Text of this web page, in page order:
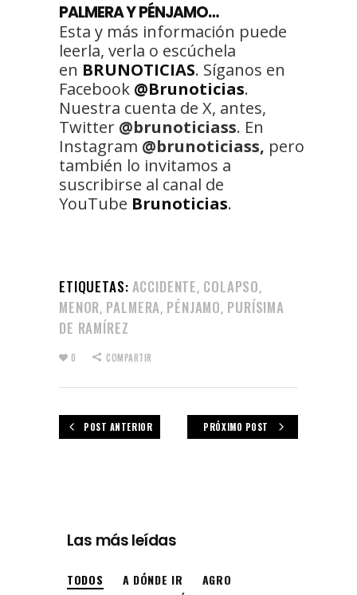
PALMERA Y PÉNJAMO…
Esta y más información puede
leerla, verla o escúchela
en BRUNOTICIAS. Síganos en
Facebook @Brunoticias.
Nuestra cuenta de X, antes,
Twitter @brunoticiass. En
Instagram @brunoticiass, pero
también lo invitamos a
suscribirse al canal de
YouTube Brunoticias.
ETIQUETAS: ACCIDENTE, COLAPSO,
MENOR, PALMERA, PÉNJAMO, PURÍSIMA
DE RAMÍREZ
0 COMPARTIR
POST ANTERIOR PRÓXIMO POST
Las más leídas
TODOS A DÓNDE IR
AGRO